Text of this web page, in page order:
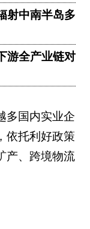
射中南半岛多
游全产业链对
多国内实业企
依托利好政策
产、跨境物流